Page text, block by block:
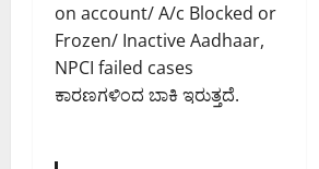
on account/ A/c Blocked or
Frozen/ Inactive Aadhaar,
NPCI failed cases
ಕಾರಣಗಳಿಂದ ಬಾಕಿ ಇರುತ್ತದೆ.